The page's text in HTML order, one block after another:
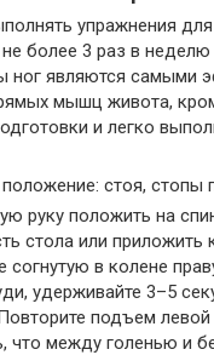
упражнения
более 3 раз в
ног являются самыми
мышц живота,
и легко
стоя, стопы
руку положить на
стола или приложить
согнутую в колене
удерживайте 3–5
подъем левой
что между голенью и